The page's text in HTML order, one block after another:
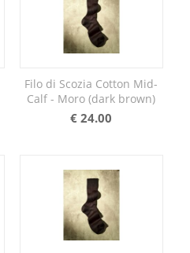
Filo di Scozia Cotton Mid-
Calf - Moro (dark brown)
€ 24.00